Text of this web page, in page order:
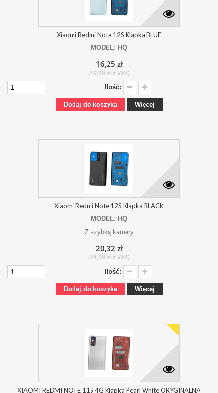
Xiaomi Redmi Note 12S Klapka BLUE
MODEL: HQ
16,25 zł
(19,99 zł z VAT)
Ilość:
Dodaj do koszyka Więcej
Xiaomi Redmi Note 12S Klapka BLACK
MODEL: HQ
Z szybką kamery
20,32 zł
(24,99 zł z VAT)
Ilość:
Dodaj do koszyka Więcej
XIAOMI REDMI NOTE 11S 4G Klapka Pearl White ORYGINALNA